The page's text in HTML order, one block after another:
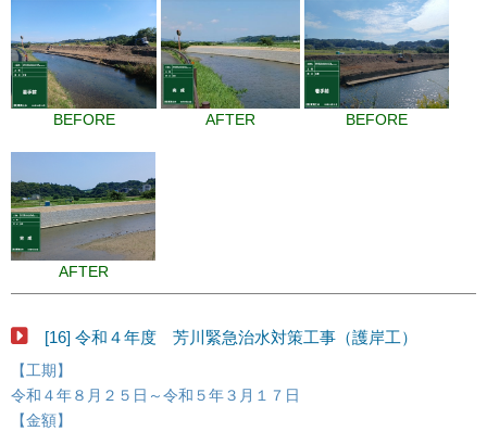
BEFORE AFTER BEFORE
AFTER
[16] 令和４年度 芳川緊急治水対策工事（護岸工）
【工期】
令和４年８月２５日～令和５年３月１７日
【金額】